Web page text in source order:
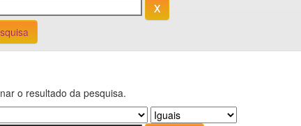
o resultado da pesquisa.